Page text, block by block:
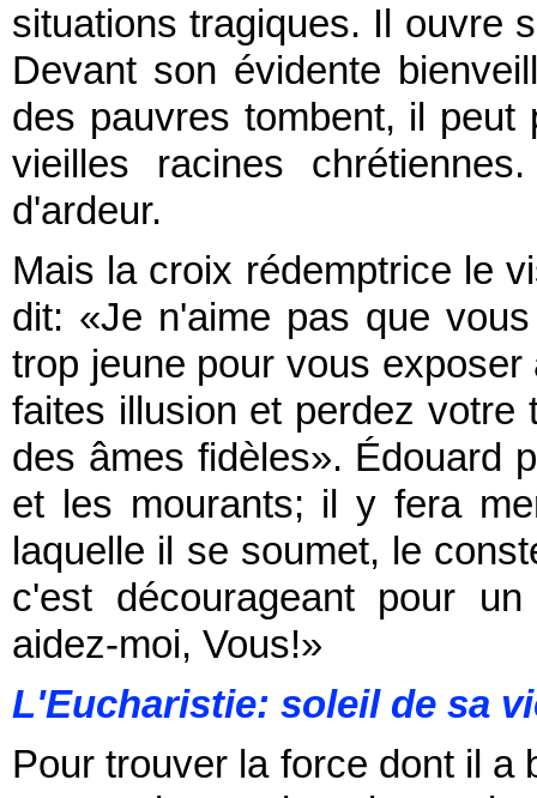
situations tragiques. Il ouvre
Devant son évidente
des pauvres tombent, il
vieilles racines
d'ardeur.
Mais la croix rédemptrice le
dit: «Je n'aime pas que
trop jeune pour vous
faites illusion et perdez
des âmes fidèles». Édouard
et les mourants; il y fera
laquelle il se soumet, le
c'est décourageant pour
aidez-moi, Vous!»
L'Eucharistie: soleil de sa
Pour trouver la force dont il a